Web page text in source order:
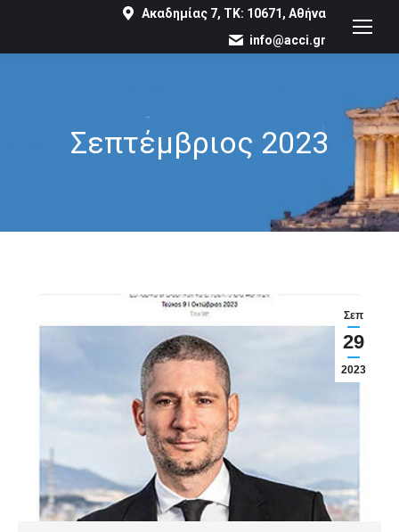
Ακαδημίας 7, ΤΚ: 10671, Αθήνα
info@acci.gr
Σεπτέμβριος 2023
You are here:
Σεπ
29
2023